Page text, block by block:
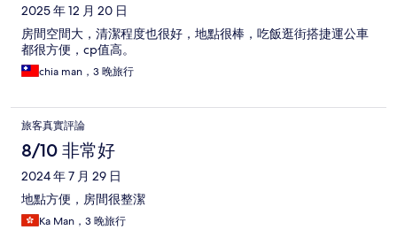
2025 年 12 月 20 日
房間空間大，清潔程度也很好，地點很棒，吃飯逛街搭捷運公車
都很方便，cp值高。
chia man，3 晚旅行
旅客真實評論
8/10 非常好
2024 年 7 月 29 日
地點方便，房間很整潔
Ka Man，3 晚旅行